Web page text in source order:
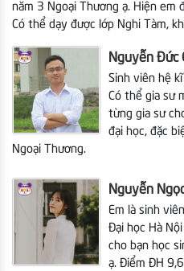
năm 3 Ngoại Thương ạ. Hiện em
Có thể dạy được lớp Nghi Tàm,
Nguyễn Đức
Sinh viên hệ
Có thể gia sư
từng gia sư
đại học, đặc
Ngoại Thương.
Nguyễn
Em là sinh
Đại học Hà
cho bạn học
ạ. Điểm ĐH